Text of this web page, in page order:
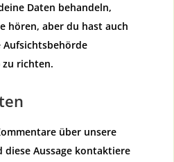
Daten behandeln,
hören, aber du hast auch
Aufsichtsbehörde
zu richten.
über unsere
Aussage kontaktiere